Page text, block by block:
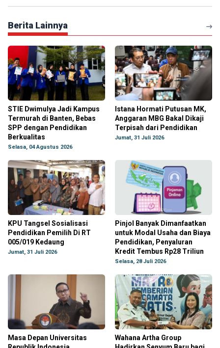
Berita Lainnya
STIE Dwimulya Jadi Kampus
Termurah di Banten, Bebas
SPP dengan Pendidikan
Berkualitas
Selasa, 04 Agustus 2026
Istana Hormati Putusan MK,
Anggaran MBG Bakal Dikaji
Terpisah dari Pendidikan
Jumat, 31 Juli 2026
KPU Tangsel Sosialisasi
Pendidikan Pemilih Di RT
005/019 Kedaung
Jumat, 31 Juli 2026
Pinjol Banyak Dimanfaatkan
untuk Modal Usaha dan Biaya
Pendidikan, Penyaluran
Kredit Tembus Rp28 Triliun
Selasa, 28 Juli 2026
Masa Depan Universitas
Wahana Artha Group